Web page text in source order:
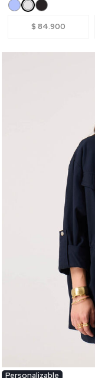
$ 84.900
Personalizable